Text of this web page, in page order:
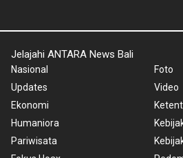
Jelajahi ANTARA News Bali
Nasional
Updates
Ekonomi
Humaniora
Pariwisata
Foto
Video